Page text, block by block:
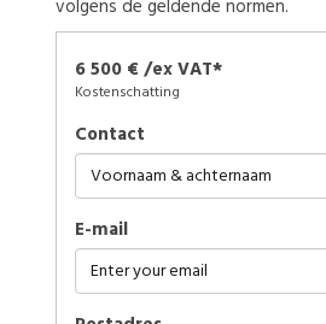
volgens de geldende normen.
6 500 € /ex VAT*
Kostenschatting
Contact
E-mail